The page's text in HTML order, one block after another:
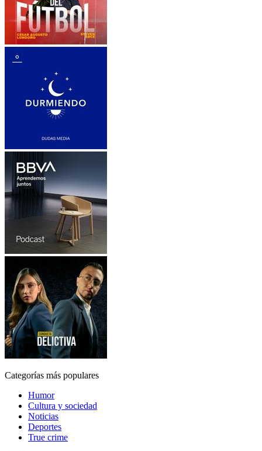
Categorías más populares
Humor
Cultura y sociedad
Noticias
Deportes
True crime